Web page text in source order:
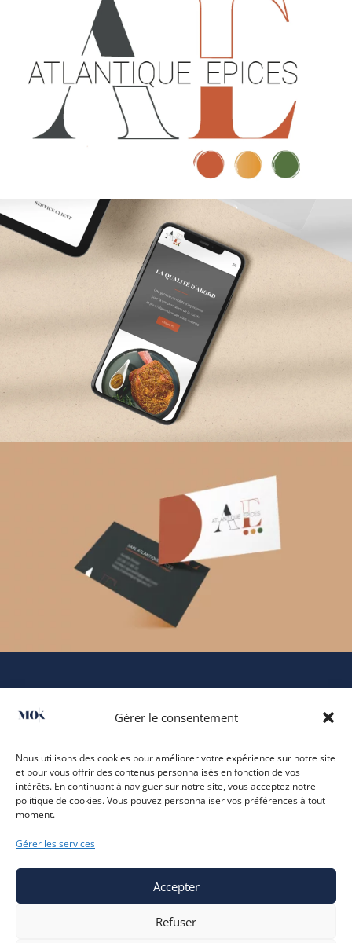
Gérer le consentement
Nous utilisons des cookies pour améliorer votre expérience sur notre site
et pour vous offrir des contenus personnalisés en fonction de vos
intérêts. En continuant à naviguer sur notre site, vous acceptez notre
politique de cookies. Vous pouvez personnaliser vos préférences à tout
moment.
Gérer les services
Accepter
Refuser
Mentions légales
Politique de confidentialité